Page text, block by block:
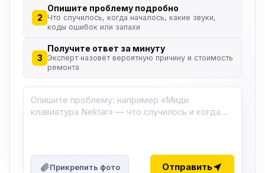
2
Опишите проблему подробно
Что случилось, когда началось, какие звуки,
коды ошибок или запахи
3
Получите ответ за минуту
Эксперт назовёт вероятную причину и стоимость
ремонта
Прикрепить фото Отправить